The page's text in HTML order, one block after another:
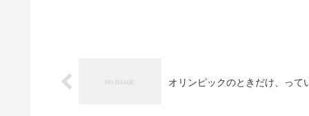
オリンピックのときだけ、って